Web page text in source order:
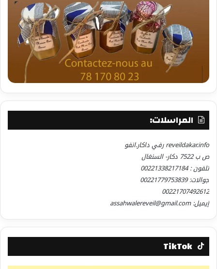
المراسلات:
reveildakar.info رفي داكار.انفو
ص ب 7522 دكار- السنغال
تلفون : 00221338217184
جوالات: 00221779753839
00221707492612
إيميل: assahwalereveil@gmail.com
TikTok